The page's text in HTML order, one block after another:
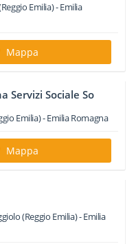
Emilia) -Emilia
Mappa
Servizi Sociale So
Emilia) -Emilia Romagna
Mappa
(Reggio Emilia) -Emilia